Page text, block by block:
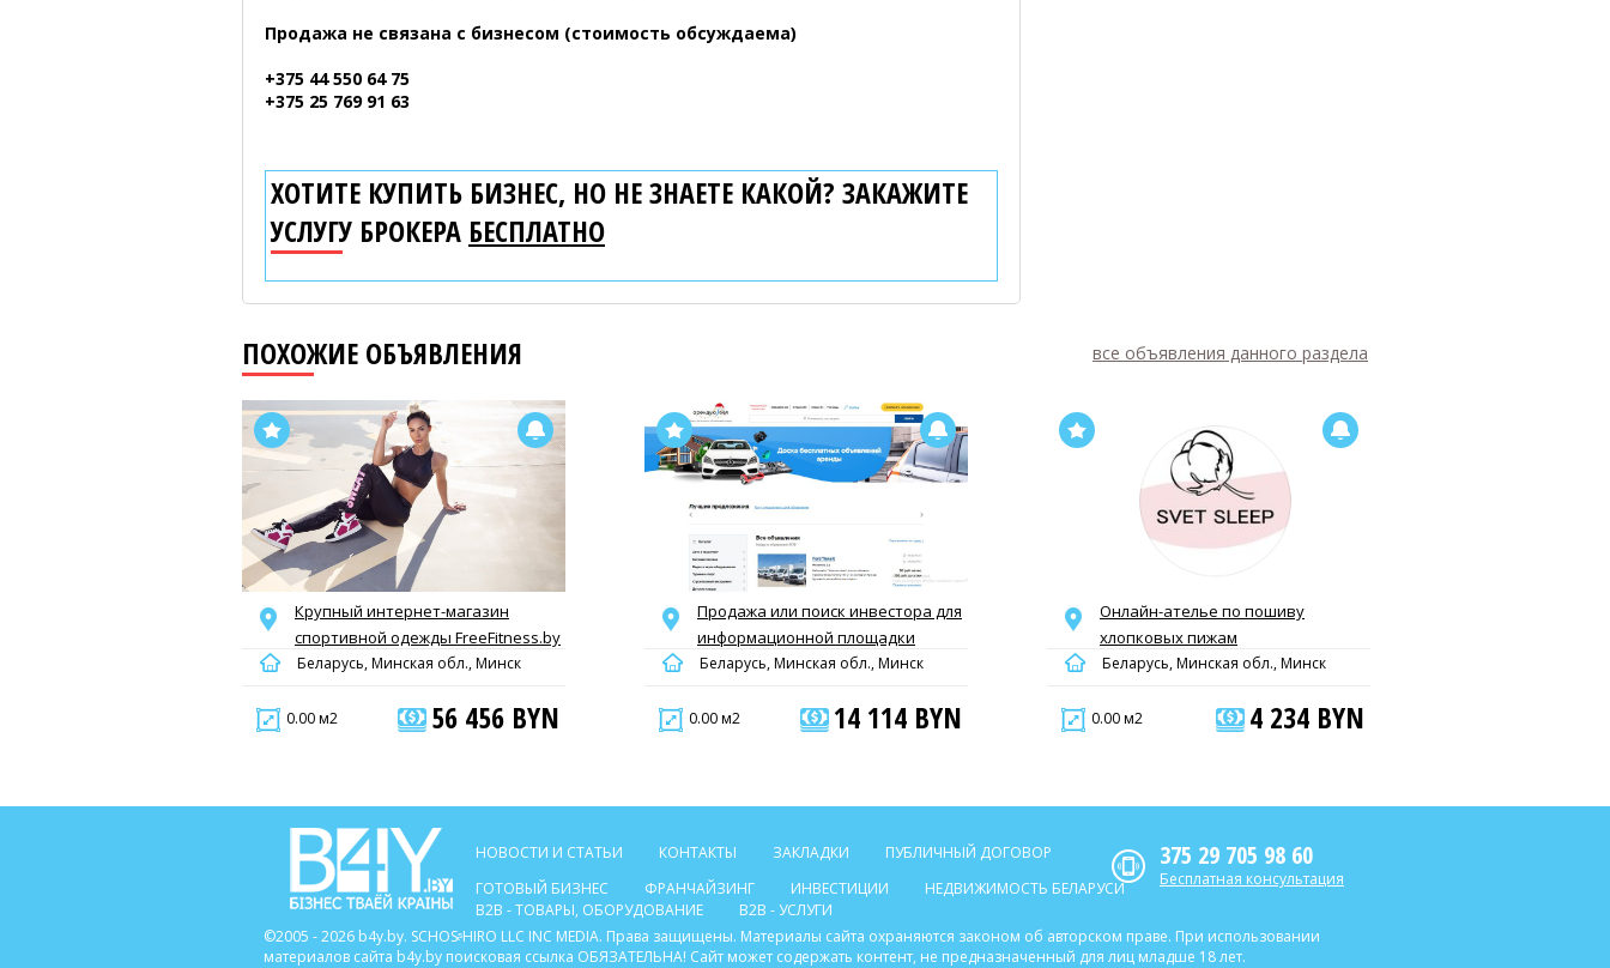
Продажа не связана с бизнесом (стоимость обсуждаема)
+375 44 550 64 75
+375 25 769 91 63
ХОТИТЕ КУПИТЬ БИЗНЕС, НО НЕ ЗНАЕТЕ КАКОЙ? ЗАКАЖИТЕ
УСЛУГУ БРОКЕРА БЕСПЛАТНО
ПОХОЖИЕ ОБЪЯВЛЕНИЯ все объявления данного раздела
Крупный интернет-магазин
спортивной одежды FreeFitness.by
Беларусь, Минская обл., Минск
0.00 м2 56 456 BYN
Продажа или поиск инвестора для
информационной площадки
Беларусь, Минская обл., Минск
0.00 м2 14 114 BYN
Онлайн-ателье по пошиву
хлопковых пижам
Беларусь, Минская обл., Минск
0.00 м2 4 234 BYN
НОВОСТИ И СТАТЬИ КОНТАКТЫ ЗАКЛАДКИ
ПУБЛИЧНЫЙ ДОГОВОР
ГОТОВЫЙ БИЗНЕС
ФРАНЧАЙЗИНГ ИНВЕСТИЦИИ
НЕДВИЖИМОСТЬ БЕЛАРУСИ
B2B - ТОВАРЫ, ОБОРУДОВАНИЕ
B2B - УСЛУГИ
375 29 705 98 60
Бесплатная консультация
©2005 - 2026 b4y.by. SCHOSᶳHIRO LLC INC MEDIA. Права защищены. Материалы сайта охраняются законом об авторском праве. При использовании
материалов сайта b4y.by поисковая ссылка ОБЯЗАТЕЛЬНА! Сайт может содержать контент, не предназначенный для лиц младше 18 лет.